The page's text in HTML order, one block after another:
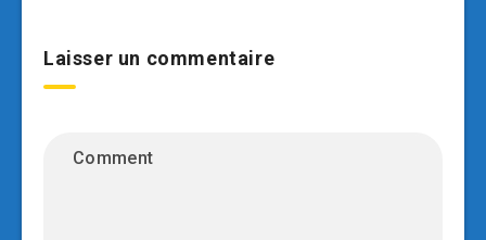
Laisser un commentaire